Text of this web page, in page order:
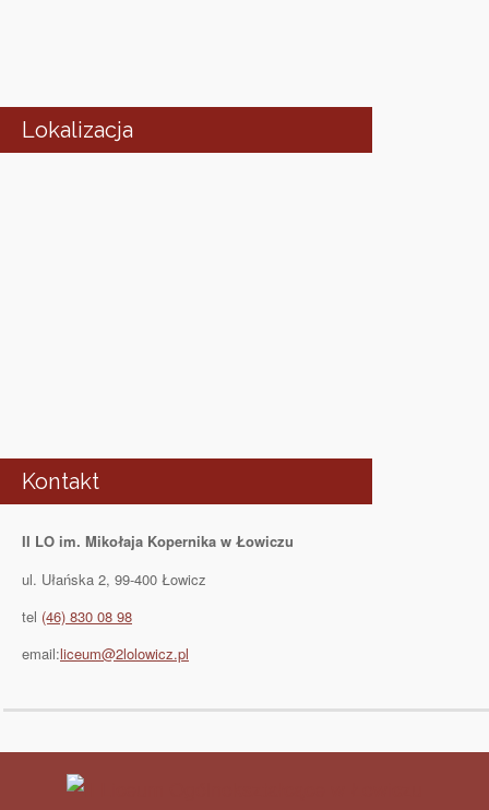
Lokalizacja
Kontakt
II LO im. Mikołaja Kopernika w Łowiczu
ul. Ułańska 2, 99-400 Łowicz
tel (46) 830 08 98
email:liceum@2lolowicz.pl